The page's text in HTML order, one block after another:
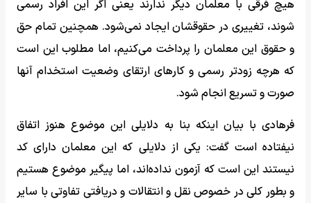
هیچ فرقی با معلمان دیگر ندارند یعنی اگر این افراد رسمی
شوند، تغییری در حقوقشان ایجاد نمی‌شود. همچنین تمام حق
و حقوق این معلمان را پرداخت می‌کنیم، اما مطلوب این است
که هرچه زودتر رسمی و کار‌های ارتقای وضعیت استخدام آنها
صورت و تسریع انجام شود.
فرهادی با بیان اینکه بنا به دلایلی این موضوع هنوز اتفاق
نیفتاده است گفت: یکی از دلایلی که این معلمان دارای کد
نیستند این است که آزمون نداده‌اند، اما پیگیر موضوع هستیم
و بطور کلی در خصوص نقل و انتقالات و دریافتی تفاوتی با سایر